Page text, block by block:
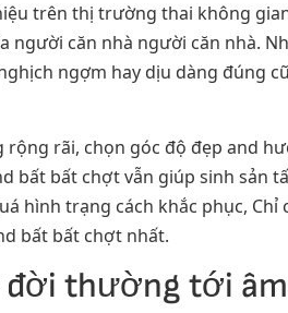
trên thị trường thai không
người căn nhà người căn nhà.
ngợm hay dịu dàng đúng
rãi, chọn góc độ đẹp and
bất bất chợt vẫn giúp sinh sản
hình trạng cách khắc phục, Chỉ
bất bất chợt nhất.
đời thường tới